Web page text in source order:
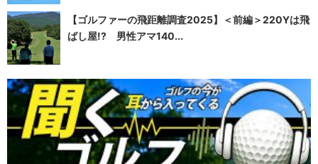
【ゴルファーの飛距離調査2025】＜前編＞220Yは飛
ばし屋!? 男性アマ140...